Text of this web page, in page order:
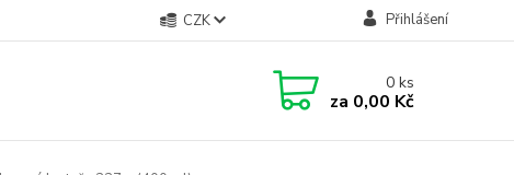
CZK Přihlášení
0ks
za 0,00 Kč